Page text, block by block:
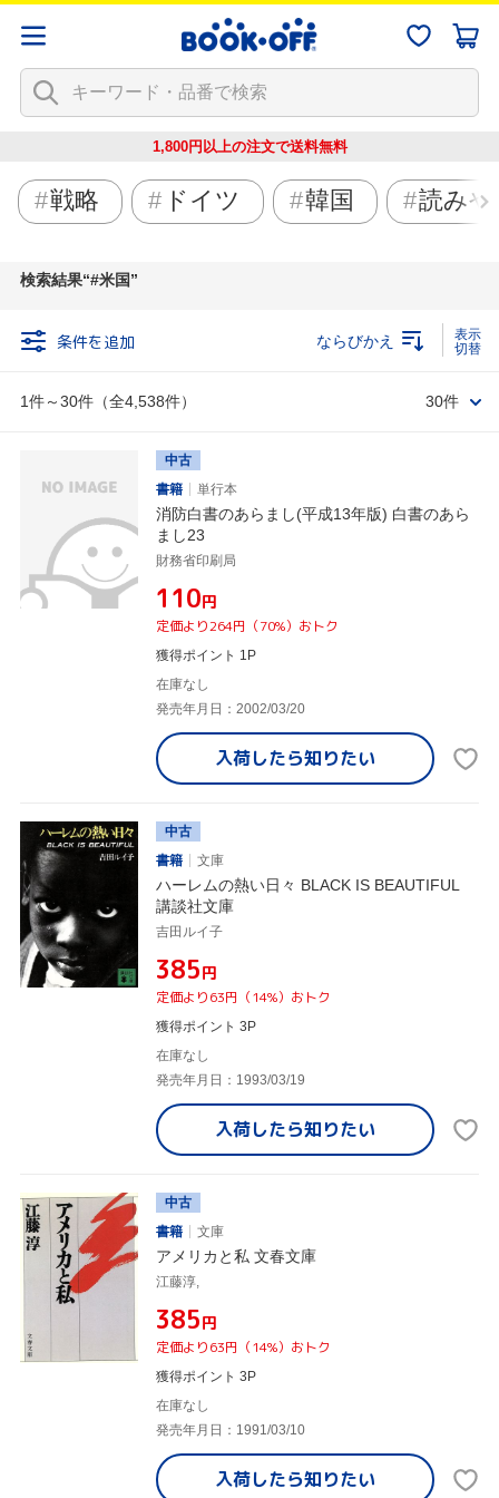
1,800円以上の注文で送料無料
戦略 ドイツ 韓国 読み
検索結果 #米国
条件を追加
1件～30件（全4,538件）
ならびかえ
30件
中古
書籍
単行本
消防白書のあらまし(平成13年版) 白書のあら
まし23
財務省印刷局
¥110円
定価より264円（70%）おトク
獲得ポイント 1P
在庫なし
発売年月日：2002/03/20
入荷したら知りたい
中古
書籍
文庫
ハーレムの熱い日々 BLACK IS BEAUTIFUL
講談社文庫
吉田ルイ子
¥385円
定価より63円（14%）おトク
獲得ポイント 3P
在庫なし
発売年月日：1993/03/19
入荷したら知りたい
中古
書籍
文庫
アメリカと私 文春文庫
江藤淳,
¥385円
定価より63円（14%）おトク
獲得ポイント 3P
在庫なし
発売年月日：1991/03/10
入荷したら知りたい